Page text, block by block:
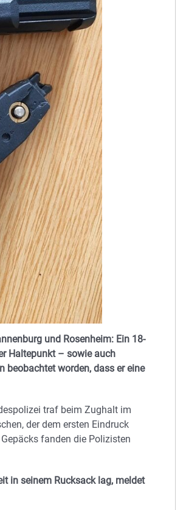
und Rosenheim: Ein 18-
Haltepunkt – sowie auch
worden, dass er eine
traf beim Zughalt im
der dem ersten Eindruck
fanden die Polizisten
in seinem Rucksack lag, meldet